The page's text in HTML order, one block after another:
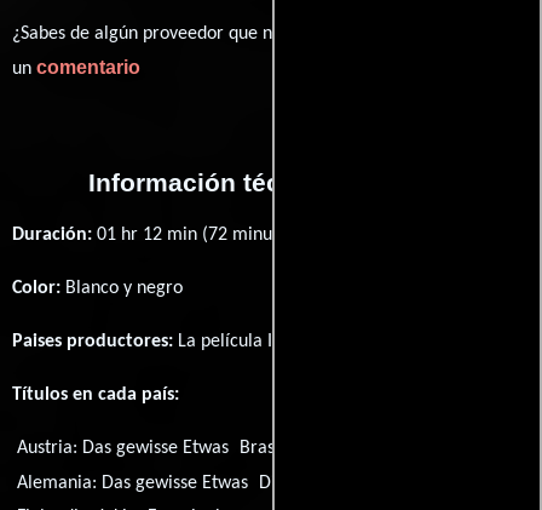
¿Sabes de algún proveedor que no estamos mostrando? déjanos
un comentario
Información técnica y general
Duración: 01 hr 12 min (72 minutos) .
Color: Blanco y negro
Paises productores: La película It fué producida en
Títulos en cada país:
Austria: Das gewisse Etwas Brasil:
Alemania: Das gewisse Etwas Dinamarca: